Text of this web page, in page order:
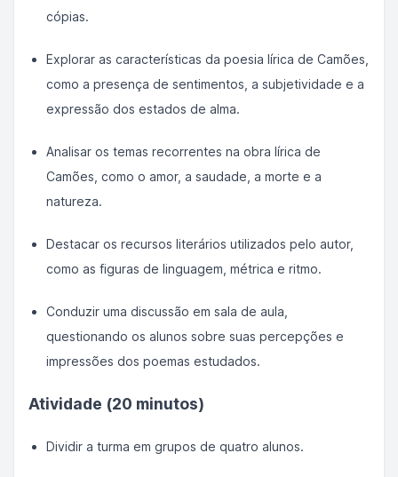
cópias.
Explorar as características da poesia lírica de Camões,
como a presença de sentimentos, a subjetividade e a
expressão dos estados de alma.
Analisar os temas recorrentes na obra lírica de
Camões, como o amor, a saudade, a morte e a
natureza.
Destacar os recursos literários utilizados pelo autor,
como as figuras de linguagem, métrica e ritmo.
Conduzir uma discussão em sala de aula,
questionando os alunos sobre suas percepções e
impressões dos poemas estudados.
Atividade (20 minutos)
Dividir a turma em grupos de quatro alunos.